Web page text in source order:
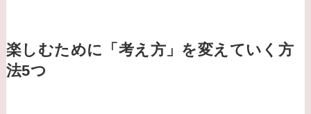
楽しむために「考え方」を変えていく方
法5つ